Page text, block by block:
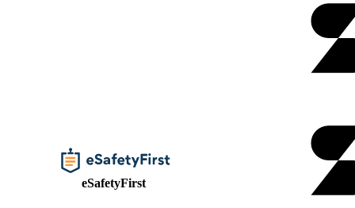
eSafetyFirst